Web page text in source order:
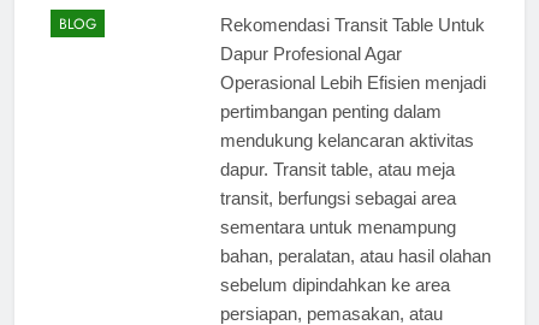
BLOG
Rekomendasi Transit Table Untuk
Dapur Profesional Agar
Operasional Lebih Efisien menjadi
pertimbangan penting dalam
mendukung kelancaran aktivitas
dapur. Transit table, atau meja
transit, berfungsi sebagai area
sementara untuk menampung
bahan, peralatan, atau hasil olahan
sebelum dipindahkan ke area
persiapan, pemasakan, atau